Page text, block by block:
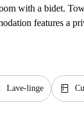
with a bidet.
features a
Lave-linge kitchen